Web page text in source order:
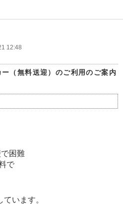
12:48
（無料送迎）のご利用のご案内
困難
で
います。